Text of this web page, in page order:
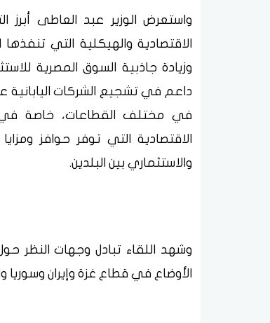
واستعرض الوزير عبد العاطى
الاقتصادية والهيكلية التي
وزيادة جاذبية السوق المصرية
داعم في تشجيع الشركات اليابانية
في مختلف القطاعات، خاصة في
الاقتصادية التي توفر حوافز
والاستثماري بين البلدين.
وشهد اللقاء تبادل وجهات النظر
الأوضاع في قطاع غزة وإيران وسوريا